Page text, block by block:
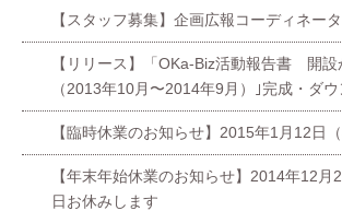
【スタッフ募集】企画広報コーディネー
【リリース】「OKa-Biz活動報告書 開
（2013年10月〜2014年9月）｣完成・ダ
【臨時休業のお知らせ】2015年1月12日（
【年末年始休業のお知らせ】2014年12
日お休みします